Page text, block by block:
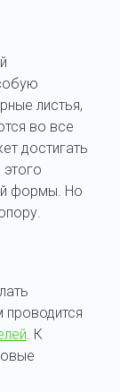
листья,
во все
достигать
формы. Но
проводится
. К